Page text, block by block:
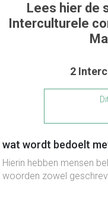
Lees hier de
Interculturele
2
wat wordt bedoelt
Hierin hebben mensen
woorden zowel